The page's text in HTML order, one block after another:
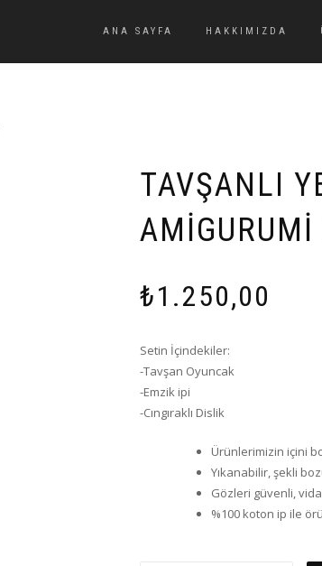
ANA SAYFA HAKKIMIZDA
TAVŞANLI
₺1.250,00
Setin İçindekiler:
-Tavşan Oyuncak
-Emzik ipi
-Cıngıraklı Dislik
Ürünlerimizin içini
Yıkanabilir, şekli
Gözleri güvenli,
%100 koton ip ile